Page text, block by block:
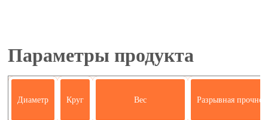
Параметры продукта
Диаметр Круг Вес Разрывная